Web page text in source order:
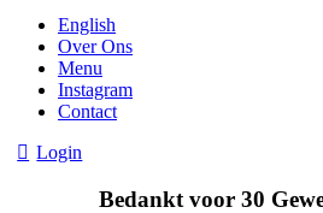
English
Over Ons
Menu
Instagram
Contact
Login
Bedankt voor 30